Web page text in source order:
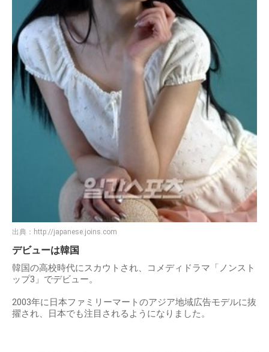
出典： http://japanese.joins.com
デビューは韓国
韓国の高校時代にスカウトされ、コメディドラマ「ノンスト
ップ3」でデビュー。
2003年に日本ファミリーマートのアジア地域広告モデルに抜
擢され、日本でも注目されるようになりました。